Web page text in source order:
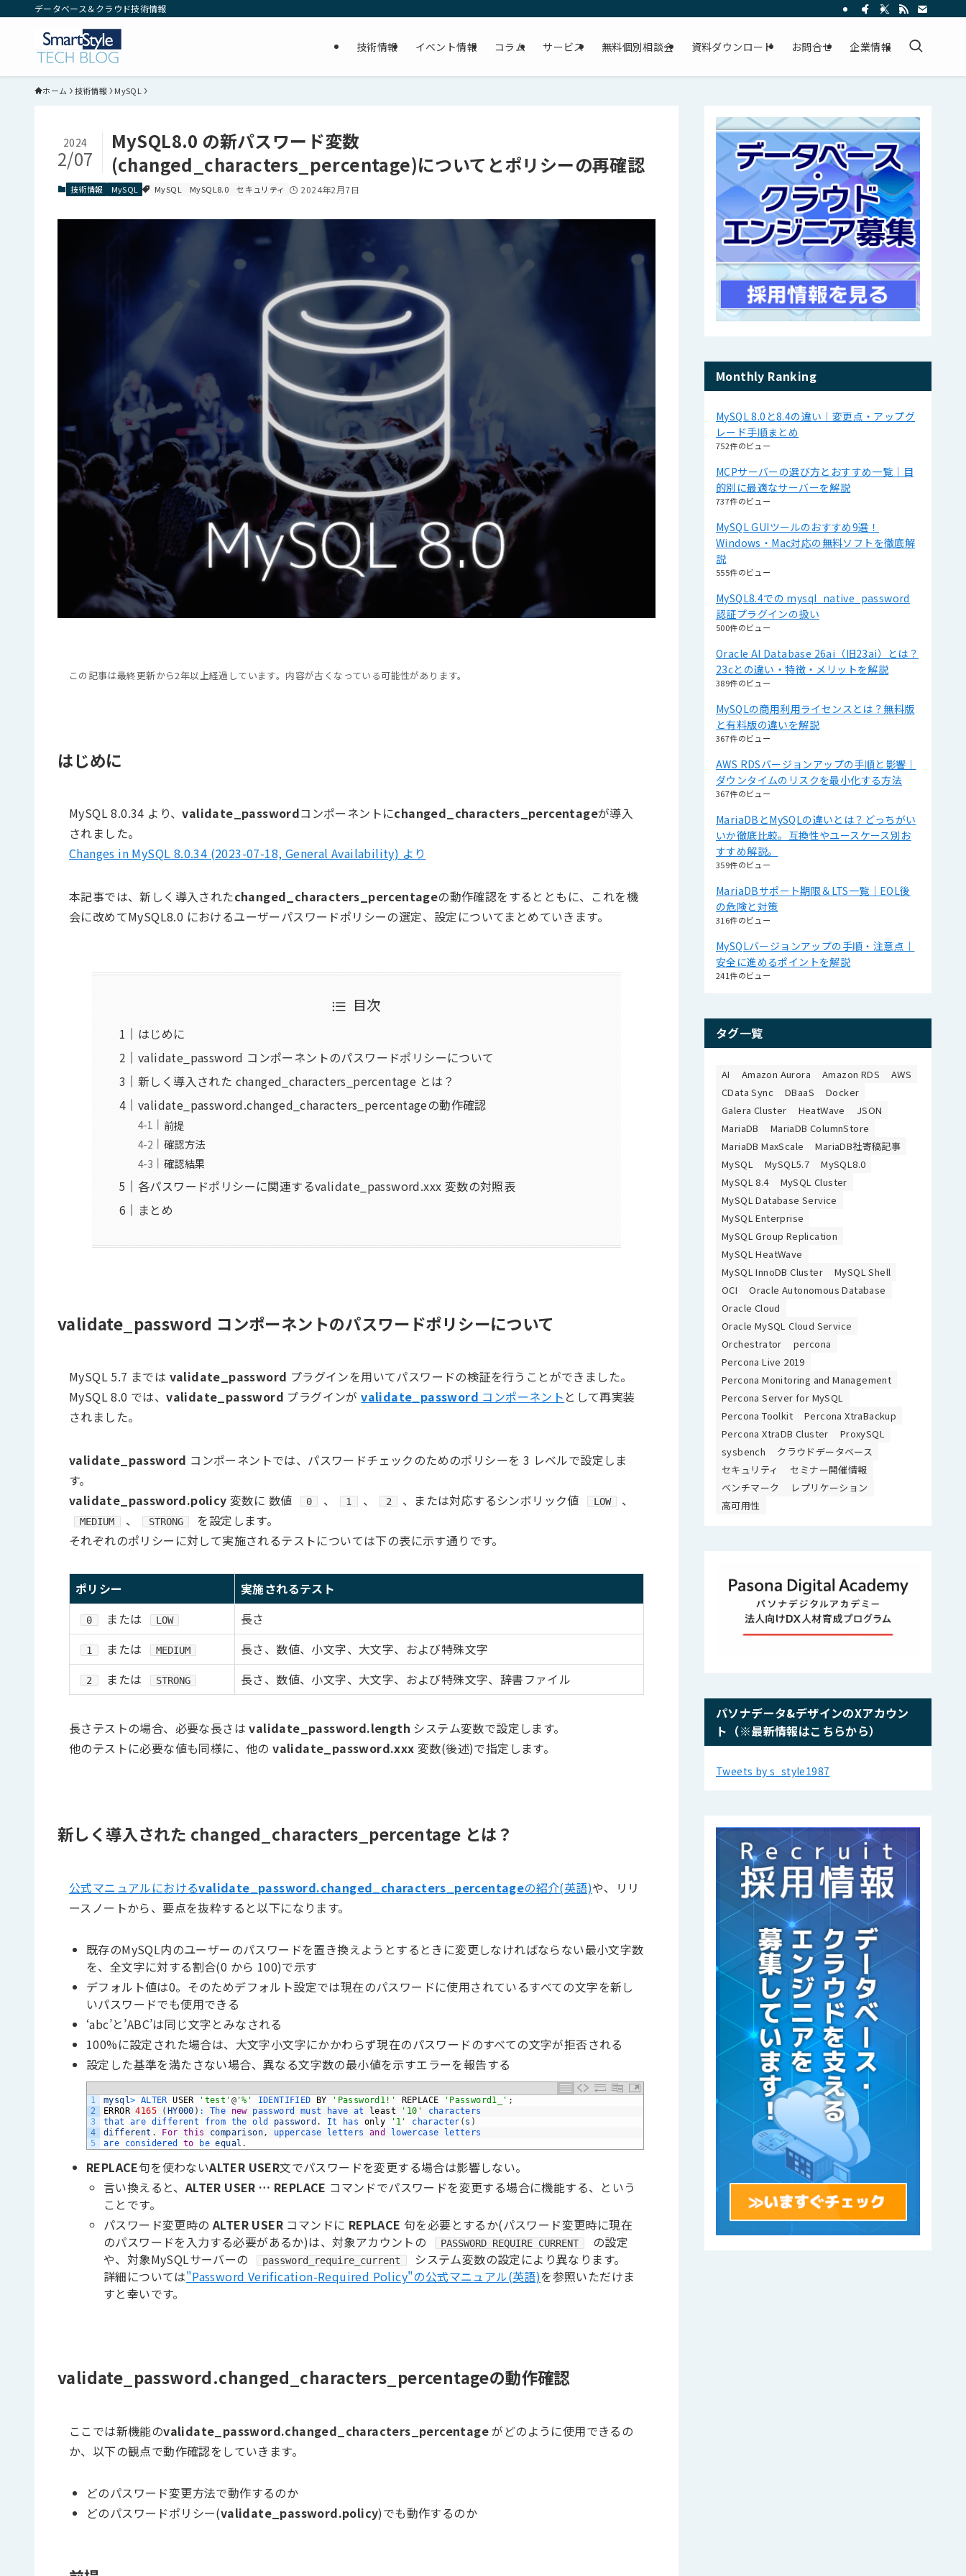
データベース＆クラウド技術情報
技術情報 イベント情報 コラム サービス 無料個別相談会 資料ダウンロード お問合せ 企業情報
ホーム 技術情報 MySQL
MySQL8.0 の新パスワード変数
(changed_characters_percentage)についてとポリシーの再確認
2024
2/07
技術情報 MySQL MySQL MySQL8.0 セキュリティ 2024年2月7日
この記事は最終更新から2年以上経過しています。内容が古くなっている可能性があります。
はじめに
MySQL 8.0.34 より、validate_passwordコンポーネントにchanged_characters_percentageが導入
されました。
Changes in MySQL 8.0.34 (2023-07-18, General Availability) より
本記事では、新しく導入されたchanged_characters_percentageの動作確認をするとともに、これを機
会に改めてMySQL8.0 におけるユーザーパスワードポリシーの選定、設定についてまとめていきます。
目次
はじめに
validate_password コンポーネントのパスワードポリシーについて
新しく導入された changed_characters_percentage とは？
validate_password.changed_characters_percentageの動作確認
前提
確認方法
確認結果
各パスワードポリシーに関連するvalidate_password.xxx 変数の対照表
まとめ
validate_password コンポーネントのパスワードポリシーについて
MySQL 5.7 までは validate_password プラグインを用いてパスワードの検証を行うことができました。
MySQL 8.0 では、validate_password プラグインがvalidate_password コンポーネント として再実装
されました。
validate_password コンポーネントでは、パスワードチェックのためのポリシーを 3 レベルで設定しま
す。
validate_password.policy 変数に 数値 0 、 1 、 2 、または対応するシンボリック値 LOW 、
MEDIUM 、 STRONG
を設定します。
それぞれのポリシーに対して実施されるテストについては下の表に示す通りです。
ポリシー 実施されるテスト
0 または LOW 長さ
1 または MEDIUM 長さ、数値、小文字、大文字、および特殊文字
2 または STRONG 長さ、数値、小文字、大文字、および特殊文字、辞書ファイル
長さテストの場合、必要な長さはvalidate_password.length システム変数で設定します。
他のテストに必要な値も同様に、他のvalidate_password.xxx 変数(後述)で指定します。
新しく導入された changed_characters_percentage とは？
公式マニュアルにおけるvalidate_password.changed_characters_percentageの紹介(英語)や、リリ
ースノートから、要点を抜粋すると以下になります。
既存のMySQL内のユーザーのパスワードを置き換えようとするときに変更しなければならない最小文字数
を、全文字に対する割合(0 から 100)で示す
デフォルト値は0。そのためデフォルト設定では現在のパスワードに使用されているすべての文字を新し
いパスワードでも使用できる
‘abc’と’ABC’は同じ文字とみなされる
100%に設定された場合は、大文字小文字にかかわらず現在のパスワードのすべての文字が拒否される
設定した基準を満たさない場合、異なる文字数の最小値を示すエラーを報告する
1
2
3
4
5
mysql> ALTER USER 'test' @ '%' IDENTIFIED BY 'Password1!' REPLACE 'Password1_' ;
ERROR 4165 ( HY000 ) : The new password must have at least '10'
characters
that are different from the old password . It has only '1' character ( s )
different . For this comparison , uppercase letters and lowercase letters
are considered to be equal .
REPLACE句を使わないALTER USER文でパスワードを変更する場合は影響しない。
言い換えると、 ALTER USER … REPLACE コマンドでパスワードを変更する場合に機能する、という
ことです。
パスワード変更時の ALTER USER コマンドに REPLACE 句を必要とするか(パスワード変更時に現在
のパスワードを入力する必要があるか)は、対象アカウントの
PASSWORD REQUIRE CURRENT
の設定
や、対象MySQLサーバーの
password_require_current
システム変数の設定により異なります。
詳細については"Password Verification-Required Policy"の公式マニュアル(英語)を参照いただけま
すと幸いです。
validate_password.changed_characters_percentageの動作確認
ここでは新機能のvalidate_password.changed_characters_percentageがどのように使用できるの
か、以下の観点で動作確認をしていきます。
どのパスワード変更方法で動作するのか
どのパスワードポリシー(validate_password.policy)でも動作するのか
Monthly Ranking
MySQL 8.0と8.4の違い｜変更点・アップグ
レード手順まとめ
752件のビュー
MCPサーバーの選び方とおすすめ一覧｜目
的別に最適なサーバーを解説
737件のビュー
MySQL GUIツールのおすすめ9選！
Windows・Mac対応の無料ソフトを徹底解
説
555件のビュー
MySQL8.4での mysql_native_password
認証プラグインの扱い
500件のビュー
Oracle AI Database 26ai（旧23ai）とは？
23cとの違い・特徴・メリットを解説
389件のビュー
MySQLの商用利用ライセンスとは？無料版
と有料版の違いを解説
367件のビュー
AWS RDSバージョンアップの手順と影響｜
ダウンタイムのリスクを最小化する方法
367件のビュー
MariaDBとMySQLの違いとは？どっちがい
いか徹底比較。互換性やユースケース別お
すすめ解説。
359件のビュー
MariaDBサポート期限＆LTS一覧｜EOL後
の危険と対策
316件のビュー
MySQLバージョンアップの手順・注意点｜
安全に進めるポイントを解説
241件のビュー
タグ一覧
AI Amazon Aurora Amazon RDS
AWS
CData Sync
DBaaS
Docker
Galera Cluster
HeatWave
JSON
MariaDB
MariaDB ColumnStore
MariaDB MaxScale
MariaDB社寄稿記事
MySQL
MySQL5.7
MySQL8.0
MySQL 8.4
MySQL Cluster
MySQL Database Service
MySQL Enterprise
MySQL Group Replication
MySQL HeatWave
MySQL InnoDB Cluster
MySQL Shell
OCI
Oracle Autonomous Database
Oracle Cloud
Oracle MySQL Cloud Service
Orchestrator
percona
Percona Live 2019
Percona Monitoring and Management
Percona Server for MySQL
Percona Toolkit
Percona XtraBackup
Percona XtraDB Cluster
ProxySQL
sysbench
クラウドデータベース
セキュリティ
セミナー開催情報
ベンチマーク
レプリケーション
高可用性
パソナデータ&デザインのXアカウン
ト（※最新情報はこちらから）
Tweets by s_style1987